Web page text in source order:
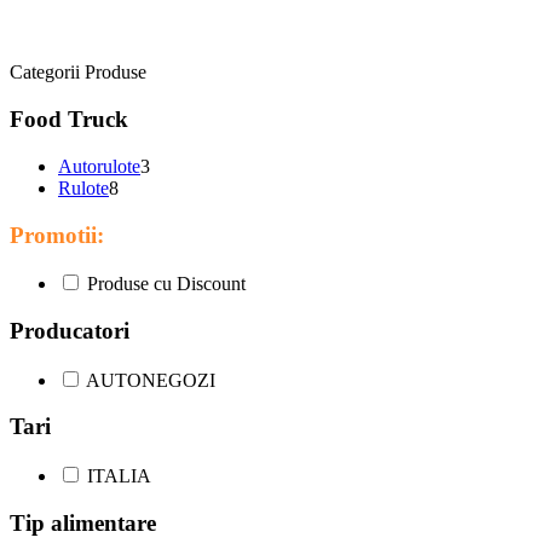
Categorii Produse
Food Truck
Autorulote3
Rulote8
Promotii:
Produse cu Discount
Producatori
AUTONEGOZI
Tari
ITALIA
Tip alimentare